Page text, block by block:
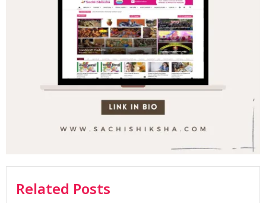
Related Posts